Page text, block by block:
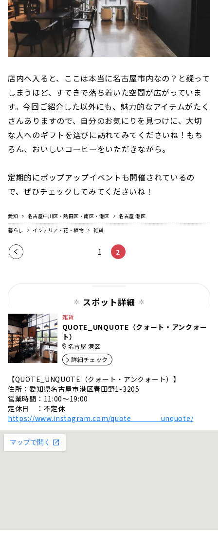
店内へ入ると、ここは本当に名古屋市内なの？と疑って
しまうほど、すてきで落ち着いた空間が広がっていま
す。今回ご紹介した以外にも、魅力的なアイテムがたく
さんありますので、自分のお気にりを見つけに、大切
な人へのギフトを選びに訪れてみてくださいね！もち
ろん、おいしいコーヒーをいただきながら。
定期的にポップアップイベントも開催されているの
で、ぜひチェックしてみてくださいね！
愛知 名古屋中川区・熱田区・南区・港区
名古屋 港区
暮らし
インテリア・花・植物 雑貨
前の
1 2
スポット詳細
雑貨
QUOTE_UNQUOTE（クォート・アンクォー
ト）
名古屋 港区
詳細チェック
【QUOTE_UNQUOTE（クォート・アンクォート）】
住所：愛知県名古屋市港区春田野1-3205
営業時間：11:00〜19:00
定休日 ：不定休
https://www.instagram.com/quote_______unquote/